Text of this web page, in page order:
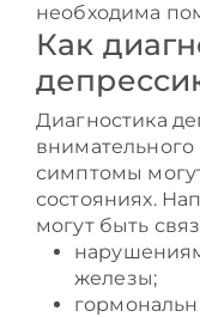
необходима
Как
Диагностика
внимательного
симптомы
состояниях.
могут быть
железы;